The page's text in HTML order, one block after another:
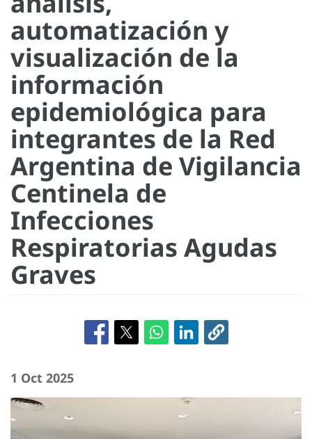
automatización y
visualización de la
información
epidemiológica para
integrantes de la Red
Argentina de Vigilancia
Centinela de
Infecciones
Respiratorias Agudas
Graves
1 Oct 2025